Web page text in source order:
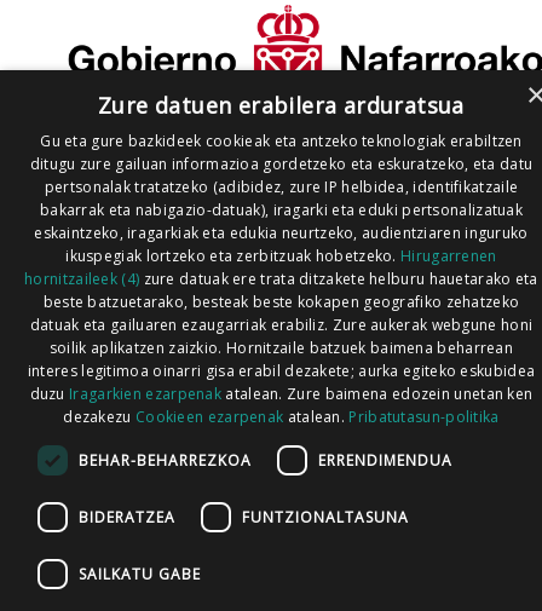
Zure datuen erabilera arduratsua
Gu eta gure bazkideek cookieak eta antzeko teknologiak erabiltzen
ditugu zure gailuan informazioa gordetzeko eta eskuratzeko, eta datu
pertsonalak tratatzeko (adibidez, zure IP helbidea, identifikatzaile
bakarrak eta nabigazio-datuak), iragarki eta eduki pertsonalizatuak
eskaintzeko, iragarkiak eta edukia neurtzeko, audientziaren inguruko
ikuspegiak lortzeko eta zerbitzuak hobetzeko. Hirugarrenen
hornitzaileek (4) zure datuak ere trata ditzakete helburu hauetarako eta
beste batzuetarako, besteak beste kokapen geografiko zehatzeko
datuak eta gailuaren ezaugarriak erabiliz. Zure aukerak webgune honi
soilik aplikatzen zaizkio. Hornitzaile batzuek baimena beharrean
interes legitimoa oinarri gisa erabil dezakete; aurka egiteko eskubidea
duzu Iragarkien ezarpenak atalean. Zure baimena edozein unetan ken
dezakezu Cookieen ezarpenak atalean. Pribatutasun-politika
BEHAR-BEHARREZKOA ERRENDIMENDUA
BIDERATZEA FUNTZIONALTASUNA
SAILKATU GABE